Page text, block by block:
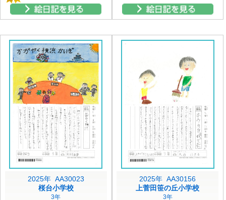
2025年 AA30023
桜台小学校
3年
2025年 AA30156
上菅田笹の丘小学校
3年